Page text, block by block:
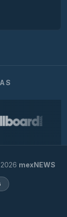
mexNEWS